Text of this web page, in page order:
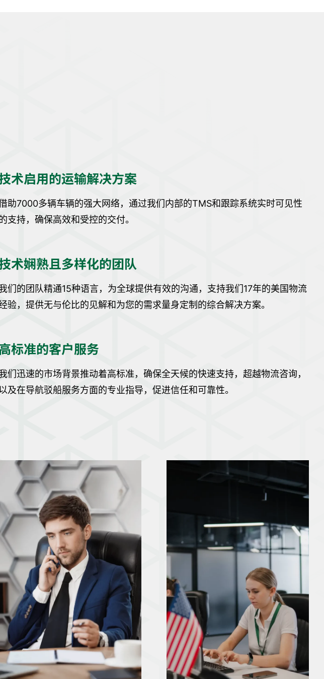
术启用的运输解决方案
助7000多辆车辆的强大网络，通过我们内部的TMS和跟踪系统实时可见性
支持，确保高效和受控的交付。
术娴熟且多样化的团队
们的团队精通15种语言，为全球提供有效的沟通，支持我们17年的美国物流
验，提供无与伦比的见解和为您的需求量身定制的综合解决方案。
标准的客户服务
们迅速的市场背景推动着高标准，确保全天候的快速支持，超越物流咨询，
以及在导航驳船服务方面的专业指导，促进信任和可靠性。